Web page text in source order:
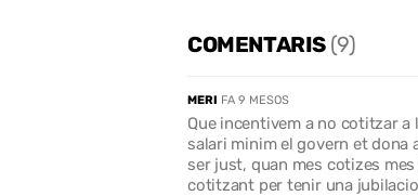
COMENTARIS (9)
MERI FA 9 MESOS
Que incentivem a no cotitzar
salari minim el govern et dona
ser just, quan mes cotizes
cotitzant per tenir una